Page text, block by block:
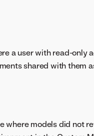
a user with read-only
shared with them
where models did not